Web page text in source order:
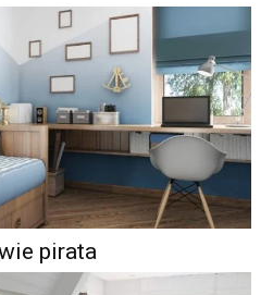
pirata